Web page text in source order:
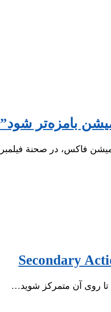
بامزه‌تر شود”
تا روی آن متمرکز شوید…